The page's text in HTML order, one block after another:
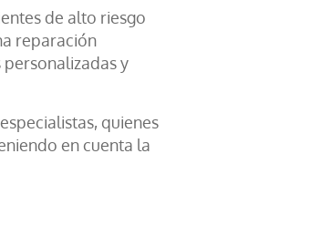
de alto riesgo
reparación
y
quienes
en cuenta la